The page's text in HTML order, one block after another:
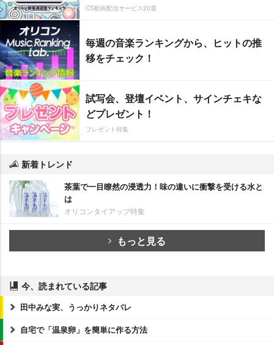
CS動画配信サービス20選
毎週の音楽ランキングから、ヒットの推
移をチェック！
試写会、登壇イベント、サインチェキな
どプレゼント！
プレゼント特集
新着トレンド
茶葉で一目瞭然の浸透力！味の違いに衝撃を受ける水と
は
オリコンタイアップ特集
もっと見る
今、読まれている記事
田中みな実、うっかりネタバレ
自宅で「温泉卵」を簡単に作る方法